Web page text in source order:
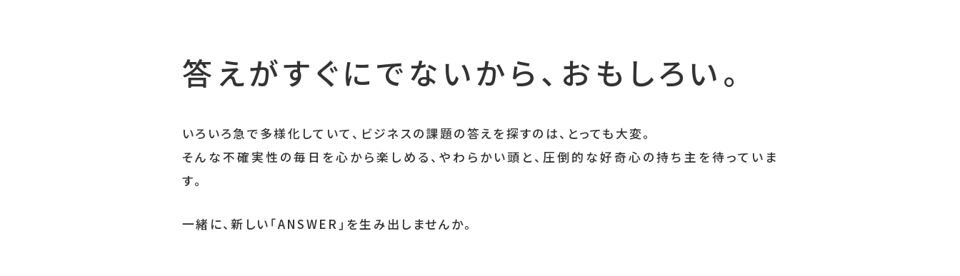
答えがすぐにでないから、 おもしろい。
いろいろ急で多様化していて、ビジネスの課題の答えを探すのは、とっても大変。
そんな不確実性の毎日を心から楽しめる、 やわらかい頭と、圧倒的な好奇心の持ち主を待っていま
す。
一緒に、新しい「ANSWER」を生み出しませんか。